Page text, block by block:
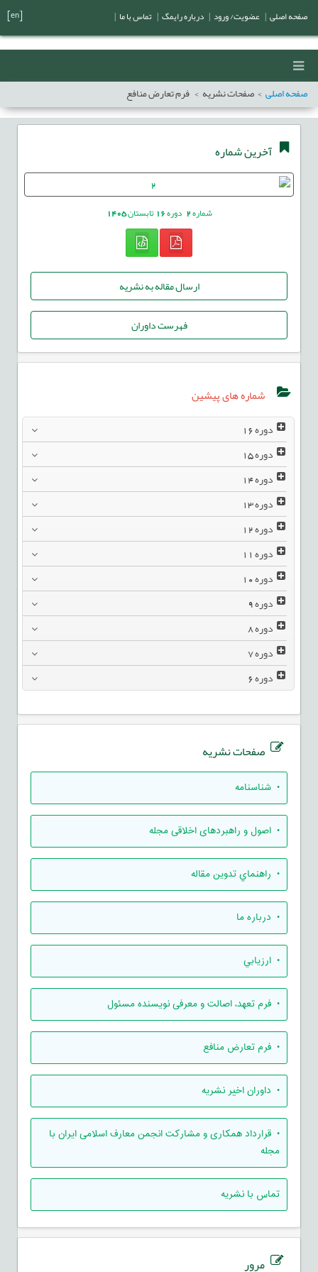
صفحه اصلی صفحات نشریه فرم تعارض منافع
آخرین شماره
شماره2 دوره16تابستان1405
ارسال مقاله به نشریه
فهرست داوران
شماره های پیشین
دوره16
دوره15
دوره14
دوره13
دوره12
دوره11
دوره10
دوره9
دوره8
دوره7
دوره6
صفحات نشریه
• شناسنامه
• اصول و راهبردهای اخلاقی مجله
• راهنماي تدوين مقاله
• درباره ما
• ارزيابي
• فرم تعهد، اصالت و معرفی نویسنده مسئول
• فرم تعارض منافع
• داوران اخیر نشریه
• قرارداد همکاری و مشارکت انجمن معارف اسلامی ایران با
مجله
تماس با نشریه
مرور
صفحه اصلی عضویت/ ورود درباره رایمگ تماس با ما